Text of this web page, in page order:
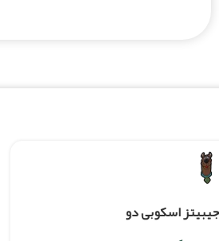
جیبیتز اسکوبی دو